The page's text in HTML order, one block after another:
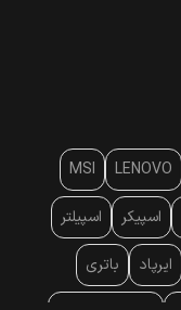
LENOVO
MSI
اسپیکر اسپیلتر
ایرپاد باتری